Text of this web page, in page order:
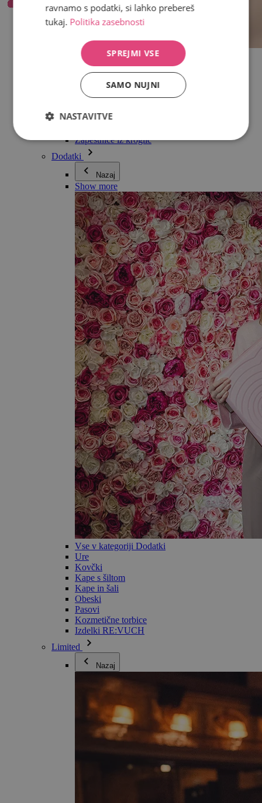
Vse v kategoriji Nakit
Uhani
Zapestnice
Ogrlice
Kolekcija Adéle Pečlové
Nakit za pare
Zapestnice iz kroglic
Dodatki
Nazaj
Show more
Vse v kategoriji Dodatki
Ure
Kovčki
Kape s šiltom
Kape in šali
Obeski
Pasovi
Kozmetične torbice
Izdelki RE:VUCH
Limited
Nazaj
ravnamo s podatki, si lahko prebereš
tukaj. Politika zasebnosti
SPREJMI VSE
SAMO NUJNI
NASTAVITVE